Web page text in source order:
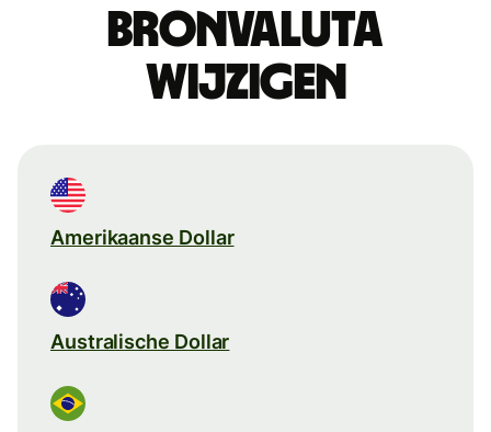
Bronvaluta
wijzigen
Amerikaanse Dollar
Australische Dollar